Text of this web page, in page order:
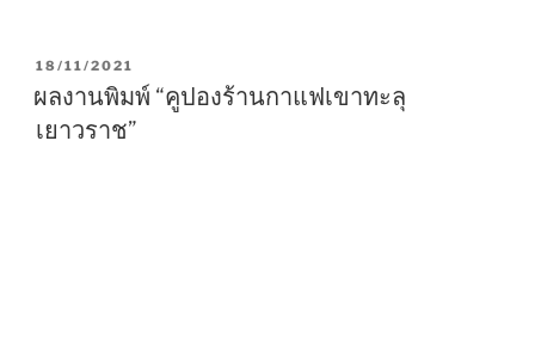
P
S
T
18/11/2021
ผลงานพิมพ์ “คูปองร้านกาแฟเขาทะลุ
เยาวราช”